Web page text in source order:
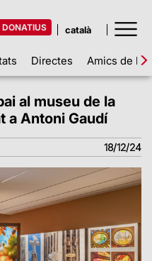
DONATIUS
Directes Amics de la
al museu de la
a Antoni Gaudí
18/12/24